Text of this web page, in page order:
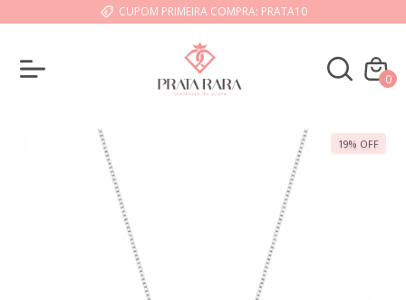
CUPOM PRIMEIRA COMPRA: PRATA10
0
19% OFF